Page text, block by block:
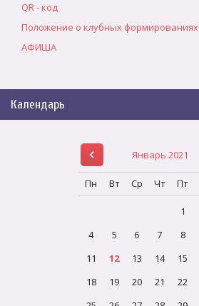
QR - код
Положение о клубных формированиях
АФИША
Календарь
Январь 2021
Пн Вт Ср Чт Пт
1
4
5 6 7 8
11
12 13 14 15
18
19 20 21 22